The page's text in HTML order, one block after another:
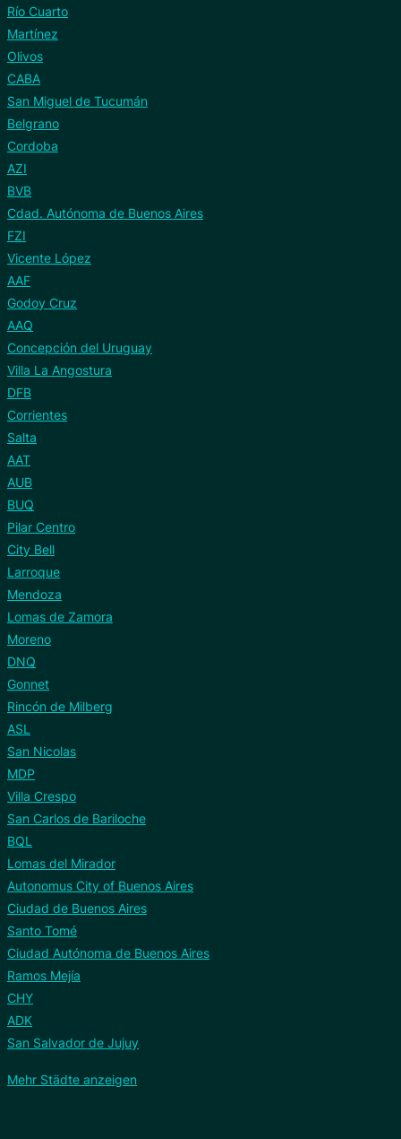
Río Cuarto
Martínez
Olivos
CABA
San Miguel de Tucumán
Belgrano
Cordoba
AZI
BVB
Cdad. Autónoma de Buenos Aires
FZI
Vicente López
AAF
Godoy Cruz
AAQ
Concepción del Uruguay
Villa La Angostura
DFB
Corrientes
Salta
AAT
AUB
BUQ
Pilar Centro
City Bell
Larroque
Mendoza
Lomas de Zamora
Moreno
DNQ
Gonnet
Rincón de Milberg
ASL
San Nicolas
MDP
Villa Crespo
San Carlos de Bariloche
BQL
Lomas del Mirador
Autonomus City of Buenos Aires
Ciudad de Buenos Aires
Santo Tomé
Ciudad Autónoma de Buenos Aires
Ramos Mejía
CHY
ADK
San Salvador de Jujuy
Mehr Städte anzeigen